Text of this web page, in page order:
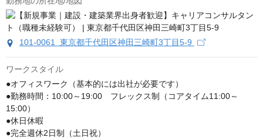
101-0061 東京都千代田区神田三崎町3丁目5-9
ワークスタイル
●オフィスワーク（基本的には出社が必要です）
●勤務時間：10:00～19:00　フレックス制（コアタイム11:00～
15:00）
●休日休暇
●完全週休2日制（土日祝）